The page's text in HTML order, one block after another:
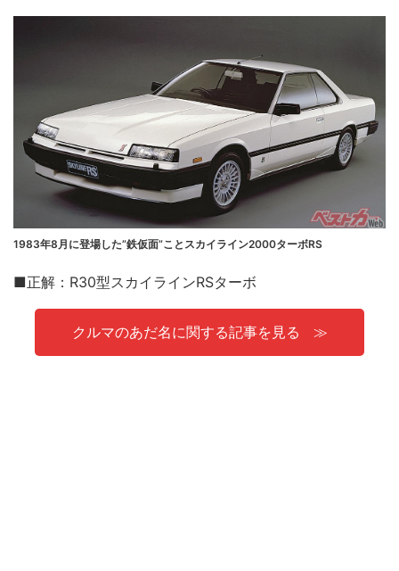
1983年8月に登場した”鉄仮面”ことスカイライン2000ターボRS
■正解：R30型スカイラインRSターボ
クルマのあだ名に関する記事を見る